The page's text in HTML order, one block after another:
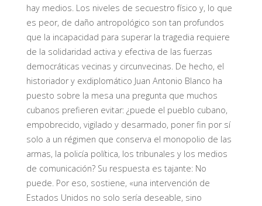
hay medios. Los niveles de secuestro físico y, lo que
es peor, de daño antropológico son tan profundos
que la incapacidad para superar la tragedia requiere
de la solidaridad activa y efectiva de las fuerzas
democráticas vecinas y circunvecinas. De hecho, el
historiador y exdiplomático Juan Antonio Blanco ha
puesto sobre la mesa una pregunta que muchos
cubanos prefieren evitar: ¿puede el pueblo cubano,
empobrecido, vigilado y desarmado, poner fin por sí
solo a un régimen que conserva el monopolio de las
armas, la policía política, los tribunales y los medios
de comunicación? Su respuesta es tajante: No
puede. Por eso, sostiene, «una intervención de
Estados Unidos no solo sería deseable, sino